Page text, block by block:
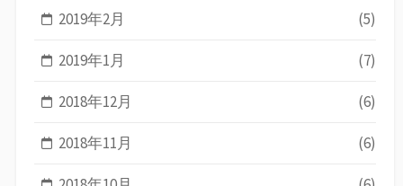
2019年2月 (5)
2019年1月 (7)
2018年12月 (6)
2018年11月 (6)